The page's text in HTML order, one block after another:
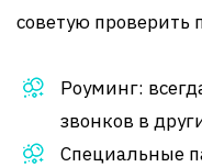
советую проверить
Роуминг:
звонков в
Специальные